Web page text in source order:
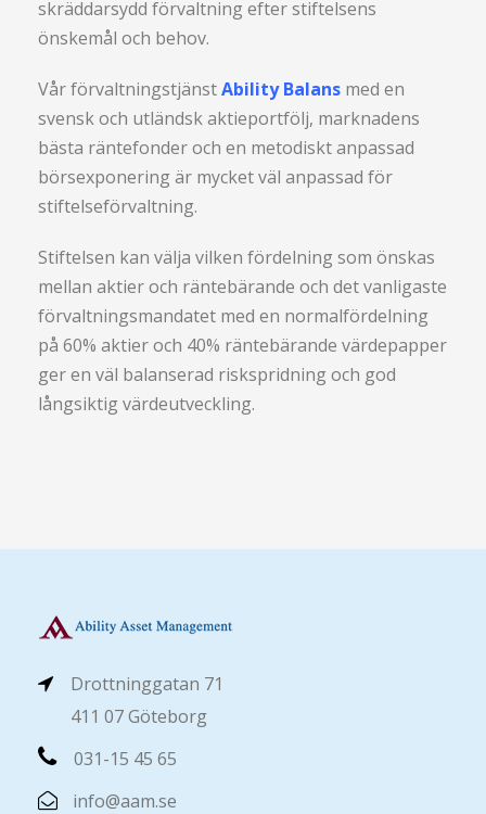
skräddarsydd förvaltning efter stiftelsens
önskemål och behov.
Vår förvaltningstjänstAbility Balans med en
svensk och utländsk aktieportfölj, marknadens
bästa räntefonder och en metodiskt anpassad
börsexponering är mycket väl anpassad för
stiftelseförvaltning.
Stiftelsen kan välja vilken fördelning som önskas
mellan aktier och räntebärande och det vanligaste
förvaltningsmandatet med en normalfördelning
på 60% aktier och 40% räntebärande värdepapper
ger en väl balanserad riskspridning och god
långsiktig värdeutveckling.
Drottninggatan 71
411 07 Göteborg
031-15 45 65
info@aam.se